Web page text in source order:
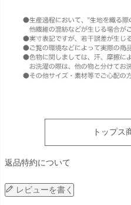
トップス
返品特約について
レビューを書く